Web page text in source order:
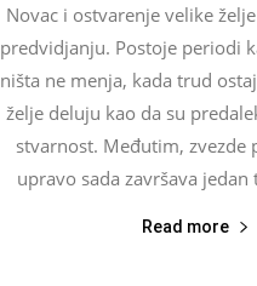
Novac i ostvarenje velike
predvidjanju. Postoje periodi
ništa ne menja, kada trud
želje deluju kao da su
stvarnost. Međutim, zvezde
upravo sada završava jedan
Read more